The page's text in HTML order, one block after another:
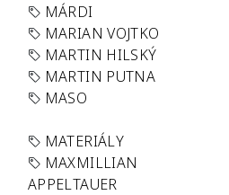
MÁRDI
MARIAN VOJTKO
MARTIN HILSKÝ
MARTIN PUTNA
MASO
MATERIÁLY
MAXMILLIAN
APPELTAUER